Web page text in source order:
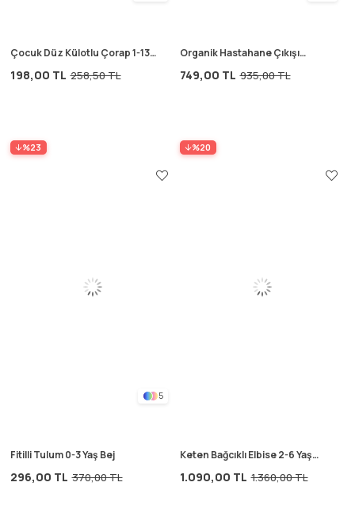
Çocuk Düz Külotlu Çorap 1-13
198,00 TL 258,50 TL
%23
Organik Hastahane Çıkışı
749,00 TL 935,00 TL
%20
5
Fitilli Tulum 0-3 Yaş Bej
296,00 TL 370,00 TL
Keten Bağcıklı Elbise 2-6 Yaş
1.090,00 TL 1.360,00 TL